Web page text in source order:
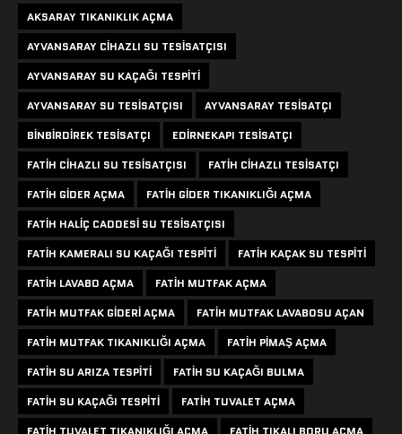
AKSARAY TIKANIKLIK AÇMA
AYVANSARAY CIHAZLI SU TESISATÇISI
AYVANSARAY SU KAÇAĞI TESPITI
AYVANSARAY SU TESISATÇISI
AYVANSARAY TESISATÇI
BINBIRDIREK TESISATÇI
EDIRNEKAPI TESISATÇI
FATIH CIHAZLI SU TESISATÇISI
FATIH CIHAZLI TESISATÇI
FATIH GIDER AÇMA
FATIH GIDER TIKANIKLIĞI AÇMA
FATIH HALIÇ CADDESI SU TESISATÇISI
FATIH KAMERALI SU KAÇAĞI TESPITI
FATIH KAÇAK SU TESPITI
FATIH LAVABO AÇMA
FATIH MUTFAK AÇMA
FATIH MUTFAK GIDERI AÇMA
FATIH MUTFAK LAVABOSU AÇAN
FATIH MUTFAK TIKANIKLIĞI AÇMA
FATIH PIMAŞ AÇMA
FATIH SU ARIZA TESPITI
FATIH SU KAÇAĞI BULMA
FATIH SU KAÇAĞI TESPITI
FATIH TUVALET AÇMA